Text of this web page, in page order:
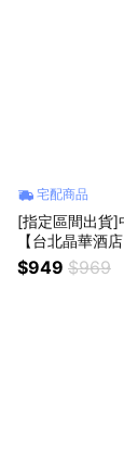
宅配商品
[指定區間出貨]
【台北晶華酒
禮盒(6入/提盒)(
$949 $969